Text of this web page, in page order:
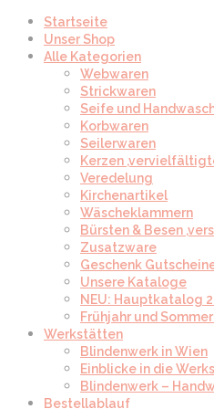
Startseite
Unser Shop
Alle Kategorien
Webwaren
Strickwaren
Seife und
Korbwaren
Seilerwaren
Kerzen
Veredelung
Kirchenartikel
Wäscheklammern
Bürsten & Besen
Zusatzware
Geschenk
Unsere Kataloge
NEU: Hauptkatalog
Frühjahr und
Werkstätten
Blindenwerk in Wien
Einblicke in die
Blindenwerk –
Bestellablauf